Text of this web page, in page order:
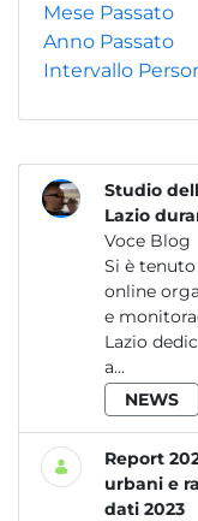
Mese Passato
Anno Passato
Intervallo
Studio
Lazio
Voce Blog
Si è
online organizzato dal
e
Lazio
a...
NEWS
Report
urbani e
dati 2023